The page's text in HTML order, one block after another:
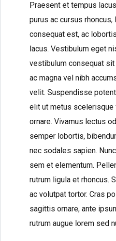
Praesent et tempus
purus ac cursus rhoncus,
consequat est, ac
lacus. Vestibulum eget
vestibulum consequat sit
ac magna vel nibh
velit. Suspendisse
elit ut metus
ornare. Vivamus lectus
semper lobortis,
nec sodales sapien.
sem et elementum.
rutrum ligula et rhoncus.
ac volutpat tortor. Cras
sagittis ornare, ante
rutrum augue lorem sed